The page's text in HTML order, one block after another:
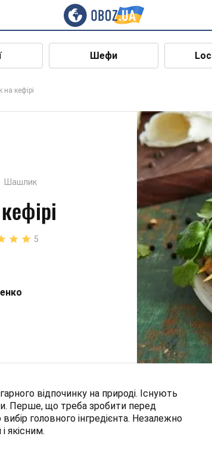
Шефи
кефірі
Шашлик
5
відпочинку на природі. Існують
Перше, що треба зробити перед
головного інгредієнта. Незалежно
якісним.